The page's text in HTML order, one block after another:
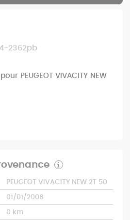
2362pb
PEUGEOT VIVACITY NEW
PEUGEOT VIVACITY NEW 2T 50
01/01/2008
0 km